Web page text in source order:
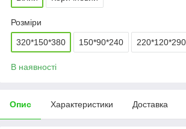
Розміри
320*150*380 150*90*240 220*120*290
В наявності
Опис Характеристики Доставка